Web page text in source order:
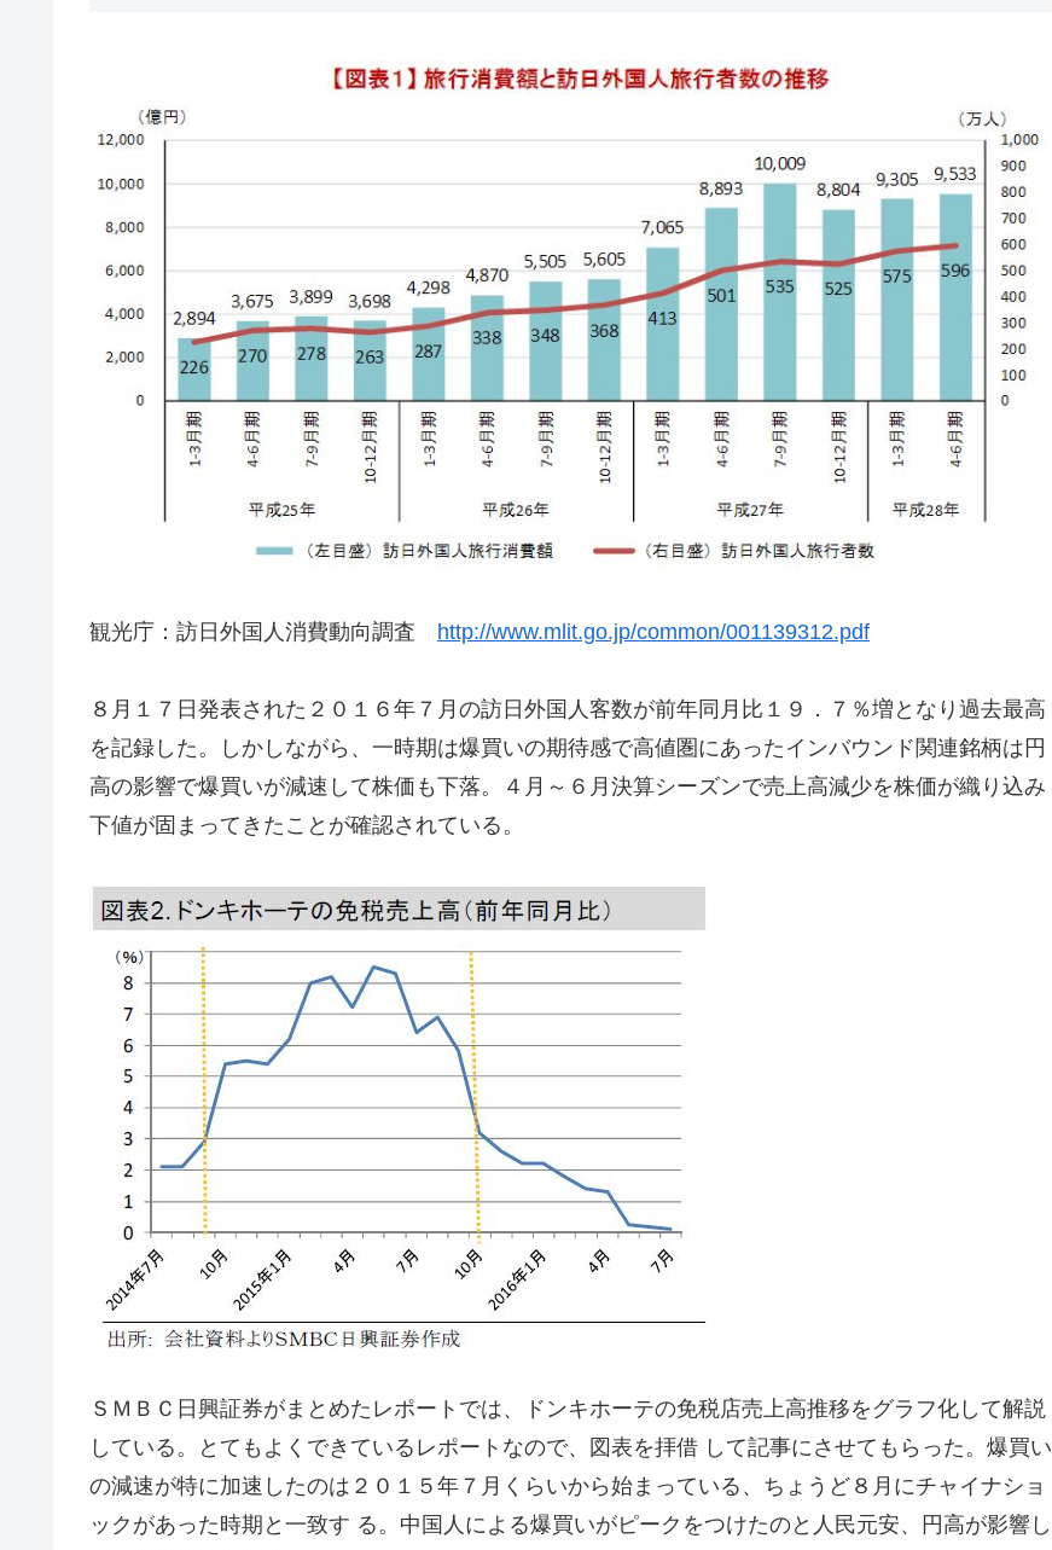
観光庁：訪日外国人消費動向調査 http://www.mlit.go.jp/common/001139312.pdf
８月１７日発表された２０１６年７月の訪日外国人客数が前年同月比１９．７％増となり過去最高
を記録した。しかしながら、一時期は爆買いの期待感で高値圏にあったインバウンド関連銘柄は円
高の影響で爆買いが減速して株価も下落。４月～６月決算シーズンで売上高減少を株価が織り込み
下値が固まってきたことが確認されている。
ＳＭＢＣ日興証券がまとめたレポートでは、ドンキホーテの免税店売上高推移をグラフ化して解説
している。とてもよくできているレポートなので、図表を拝借 して記事にさせてもらった。爆買い
の減速が特に加速したのは２０１５年７月くらいから始まっている、ちょうど８月にチャイナショ
ックがあった時期と一致す る。中国人による爆買いがピークをつけたのと人民元安、円高が影響し